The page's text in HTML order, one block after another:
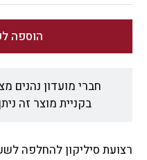
הוספה
חברי מועדון נהנים
בקניית מוצר זה
רצועת סיליקון להחלפה